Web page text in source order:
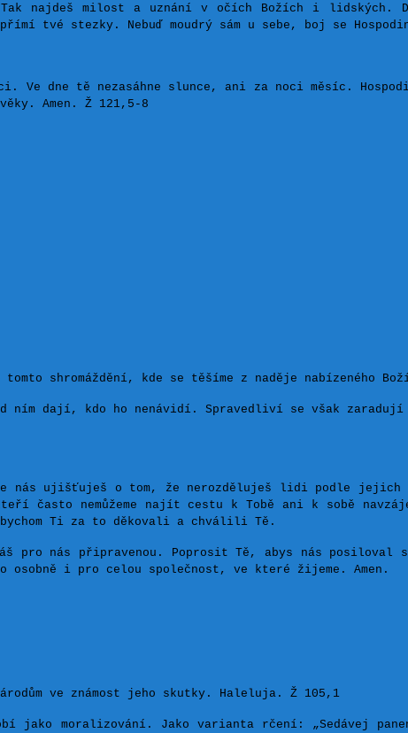
najdeš milost a uznání v očích Božích i lidských.
tvé stezky. Nebuď moudrý sám u sebe, boj se
dne tě nezasáhne slunce, ani za noci měsíc.
Amen. Ž 121,5-8
shromáždění, kde se těšíme z naděje nabízeného
ním dají, kdo ho nenávidí. Spravedliví se však zaradují
nás ujišťuješ o tom, že nerozděluješ lidi podle
nemůžeme najít cestu k Tobě ani k sobě
Ti za to děkovali a chválili Tě.
pro nás připravenou. Poprosit Tě, abys nás posiloval
i pro celou společnost, ve které žijeme. Amen.
ve známost jeho skutky. Haleluja. Ž 105,1
jako moralizování. Jako varianta rčení: „Sedávej